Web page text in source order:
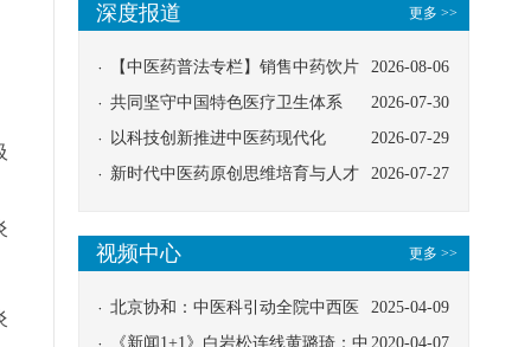
更多 >>
深度报道
2026-08-06
【中医药普法专栏】销售中药饮片
应告知煎服方法及注意事项
2026-07-30
共同坚守中国特色医疗卫生体系
2026-07-29
以科技创新推进中医药现代化
2026-07-27
新时代中医药原创思维培育与人才
更多 >>
视频中心
2025-04-09
北京协和：中医科引动全院中西医
协同
2020-04-07
《新闻1+1》白岩松连线黄璐琦：中